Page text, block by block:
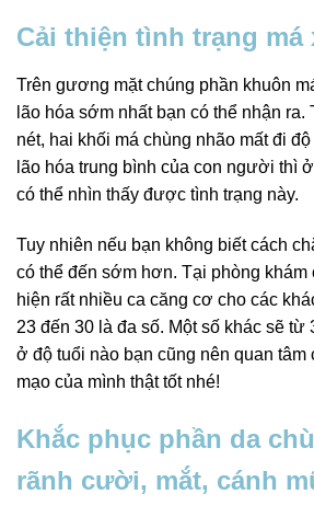
Cải thiện tình trạng má
Trên gương mặt chúng phần khuôn
lão hóa sớm nhất bạn có thể nhận ra.
nét, hai khối má chùng nhão mất đi
lão hóa trung bình của con người thì
có thể nhìn thấy được tình trạng này.
Tuy nhiên nếu bạn không biết cách
có thể đến sớm hơn. Tại phòng khám
hiện rất nhiều ca căng cơ cho các
23 đến 30 là đa số. Một số khác sẽ từ
ở độ tuổi nào bạn cũng nên quan tâm
mạo của mình thật tốt nhé!
Khắc phục phần da
rãnh cười, mắt, cánh